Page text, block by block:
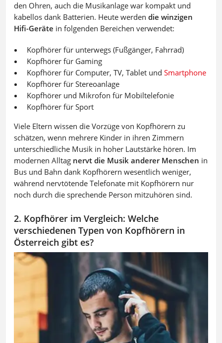
den Ohren, auch die Musikanlage war kompakt und
kabellos dank Batterien. Heute werden die winzigen
Hifi-Geräte in folgenden Bereichen verwendet:
Kopfhörer für unterwegs (Fußgänger, Fahrrad)
Kopfhörer für Gaming
Kopfhörer für Computer, TV, Tablet und Smartphone
Kopfhörer für Stereoanlage
Kopfhörer und Mikrofon für Mobiltelefonie
Kopfhörer für Sport
Viele Eltern wissen die Vorzüge von Kopfhörern zu
schätzen, wenn mehrere Kinder in ihren Zimmern
unterschiedliche Musik in hoher Lautstärke hören. Im
modernen Alltag nervt die Musik anderer Menschen in
Bus und Bahn dank Kopfhörern wesentlich weniger,
während nervtötende Telefonate mit Kopfhörern nur
noch durch die sprechende Person mitzuhören sind.
2. Kopfhörer im Vergleich: Welche
verschiedenen Typen von Kopfhörern in
Österreich gibt es?